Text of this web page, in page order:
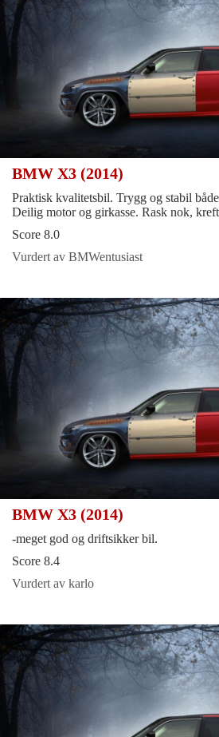
BMW X3 (2014)
Praktisk kvalitetsbil. Trygg og stabil
Deilig motor og girkasse. Rask nok,
Score 8.0
Vurdert av BMWentusiast
BMW X3 (2014)
-meget god og driftsikker bil.
Score 8.4
Vurdert av karlo